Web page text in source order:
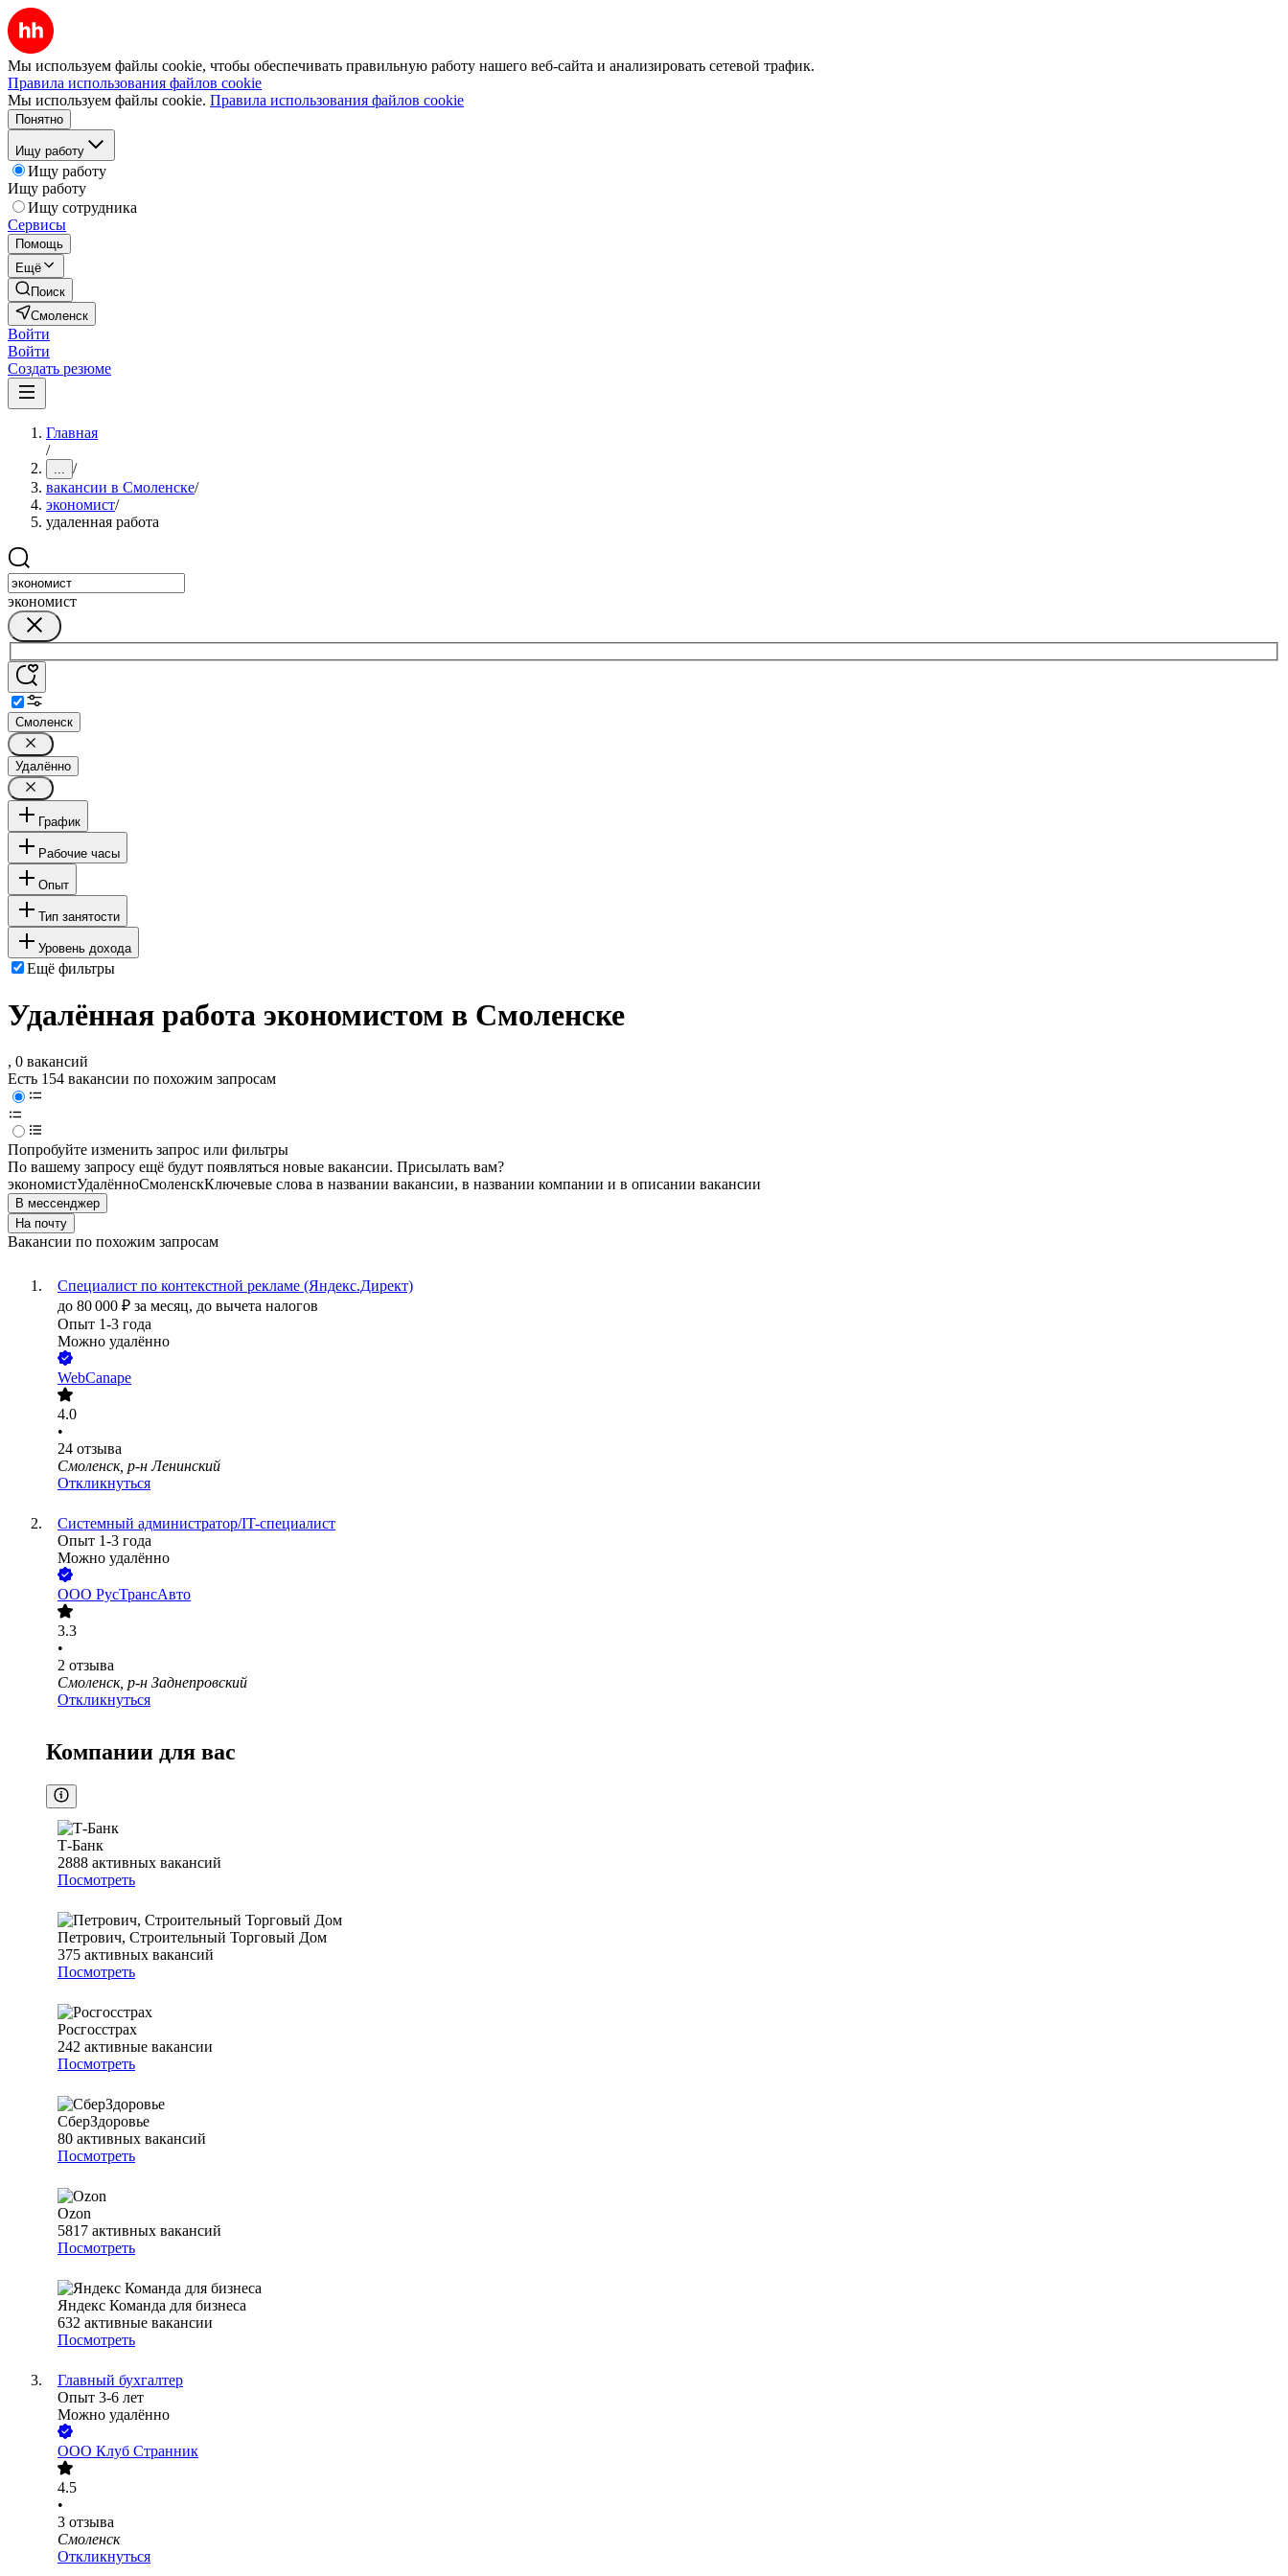
Мы используем файлы cookie, чтобы обеспечивать правильную работу нашего веб-сайта и анализировать сетевой трафик.
Правила использования файлов cookie
Мы используем файлы cookie. Правила использования файлов cookie
Понятно
Ищу работу
Ищу работу
Ищу работу
Ищу сотрудника
Сервисы
Помощь
Ещё
Поиск
Смоленск
Войти
Войти
Создать резюме
Главная
/
... /
вакансии в Смоленске/
экономист/
удаленная работа
экономист
Смоленск
Удалённо
График
Рабочие часы
Опыт
Тип занятости
Уровень дохода
Ещё фильтры
Удалённая работа экономистом в Смоленске
, 0 вакансий
Есть 154 вакансии по похожим запросам
Попробуйте изменить запрос или фильтры
По вашему запросу ещё будут появляться новые вакансии. Присылать вам?
экономистУдалённоСмоленскКлючевые слова в названии вакансии, в названии компании и в описании вакансии
В мессенджер
На почту
Вакансии по похожим запросам
Специалист по контекстной рекламе (Яндекс.Директ)
до 80 000 ₽ за месяц, до вычета налогов
Опыт 1-3 года
Можно удалённо
WebCanape
4.0
•
24 отзыва
Смоленск, р-н Ленинский
Откликнуться
Системный администратор/IT-cпециалист
Опыт 1-3 года
Можно удалённо
ООО РусТрансАвто
3.3
•
2 отзыва
Смоленск, р-н Заднепровский
Откликнуться
Компании для вас
Т-Банк
2888 активных вакансий
Посмотреть
Петрович, Строительный Торговый Дом
375 активных вакансий
Посмотреть
Росгосстрах
242 активные вакансии
Посмотреть
СберЗдоровье
80 активных вакансий
Посмотреть
Ozon
5817 активных вакансий
Посмотреть
Яндекс Команда для бизнеса
632 активные вакансии
Посмотреть
Главный бухгалтер
Опыт 3-6 лет
Можно удалённо
ООО Клуб Странник
4.5
•
3 отзыва
Смоленск
Откликнуться